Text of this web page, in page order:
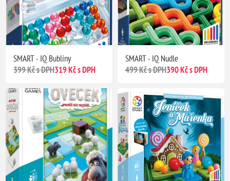
SMART - IQ Bubliny
399 Kč s DPH319 Kč s DPH
SMART - IQ Nudle
499 Kč s DPH390 Kč s DPH